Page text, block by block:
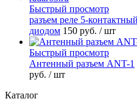
Быстрый просмотр
разъем реле 5-
диодом 150 руб. / шт
Быстрый просмотр
Антенный разъем ANT-1
руб. / шт
Каталог